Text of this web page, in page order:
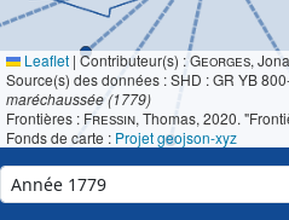
Leaflet | Contributeur(s) :Georges,
Source(s) des données : SHD : GR YB
maréchaussée (1779)
Frontières : Fressin, Thomas, 2020.
Fonds de carte : Projet geojson-xyz